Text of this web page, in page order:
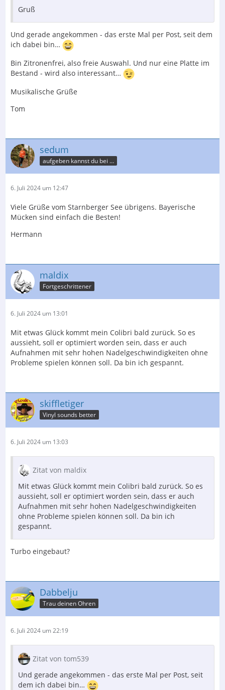
Gruß
Und gerade angekommen - das erste Mal per Post, seit dem
ich dabei bin…
Bin Zitronenfrei, also freie Auswahl. Und nur eine Platte im
Bestand - wird also interessant…
Musikalische Grüße
Tom
sedum
aufgeben kannst du bei der Post
6. Juli 2024 um 12:47
Viele Grüße vom Starnberger See übrigens. Bayerische
Mücken sind einfach die Besten!
Hermann
maldix
Fortgeschrittener
6. Juli 2024 um 13:01
Mit etwas Glück kommt mein Colibri bald zurück. So es
aussieht, soll er optimiert worden sein, dass er auch
Aufnahmen mit sehr hohen Nadelgeschwindigkeiten ohne
Probleme spielen können soll. Da bin ich gespannt.
skiffletiger
Vinyl sounds better
6. Juli 2024 um 13:03
Zitat von maldix
Mit etwas Glück kommt mein Colibri bald zurück. So es
aussieht, soll er optimiert worden sein, dass er auch
Aufnahmen mit sehr hohen Nadelgeschwindigkeiten
ohne Probleme spielen können soll. Da bin ich
gespannt.
Turbo eingebaut?
Dabbelju
Trau deinen Ohren
6. Juli 2024 um 22:19
Zitat von tom539
Und gerade angekommen - das erste Mal per Post, seit
dem ich dabei bin…